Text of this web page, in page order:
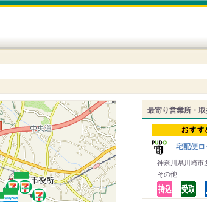
最寄り営業所・
宅配便ロ
神奈川県川崎市
その他